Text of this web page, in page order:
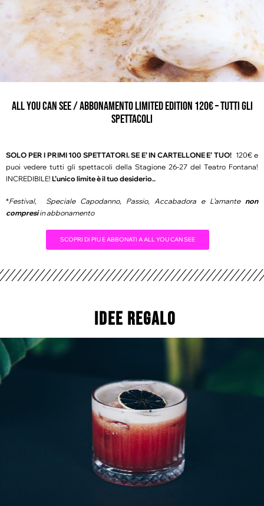
ALL YOU CAN SEE / abbonamento limited edition 120€ – TUTTI GLI
SPETTACOLI
SOLO PER I PRIMI 100 SPETTATORI.SE E’ IN CARTELLONE E’ TUO!120€ e
puoi vedere tutti gli spettacoli della Stagione 26-27 del Teatro Fontana!
INCREDIBILE! L’unico limite è il tuo desiderio..
*Festival, Speciale Capodanno, Passio, Accabadora e L’amante non
compresiin abbonamento
SCOPRI DI PIU E ABBONATI A ALL YOU CAN SEE
IDEE REGALO